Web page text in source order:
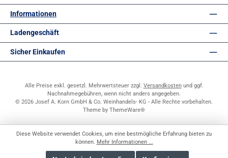
Informationen
Ladengeschäft
Sicher Einkaufen
Alle Preise exkl. gesetzl. Mehrwertsteuer zzgl. Versandkostenund ggf.
Nachnahmegebühren, wenn nicht anders angegeben.
© 2026 Josef A. Korn GmbH & Co. Weinhandels- KG - Alle Rechte vorbehalten.
Theme by ThemeWare®
Diese Website verwendet Cookies, um eine bestmögliche Erfahrung bieten zu
können. Mehr Informationen ...